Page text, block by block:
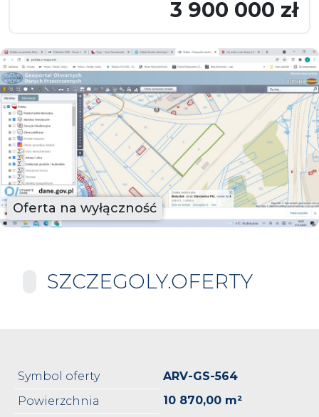
3 900 000 zł
Oferta na wyłączność
SZCZEGOLY.OFERTY
Symbol oferty
ARV-GS-564
Powierzchnia
10 870,00 m²